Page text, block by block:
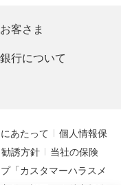
客さま
行について
あたって
個人情報保
勧誘方針
当社の保険
「カスタマーハラスメ